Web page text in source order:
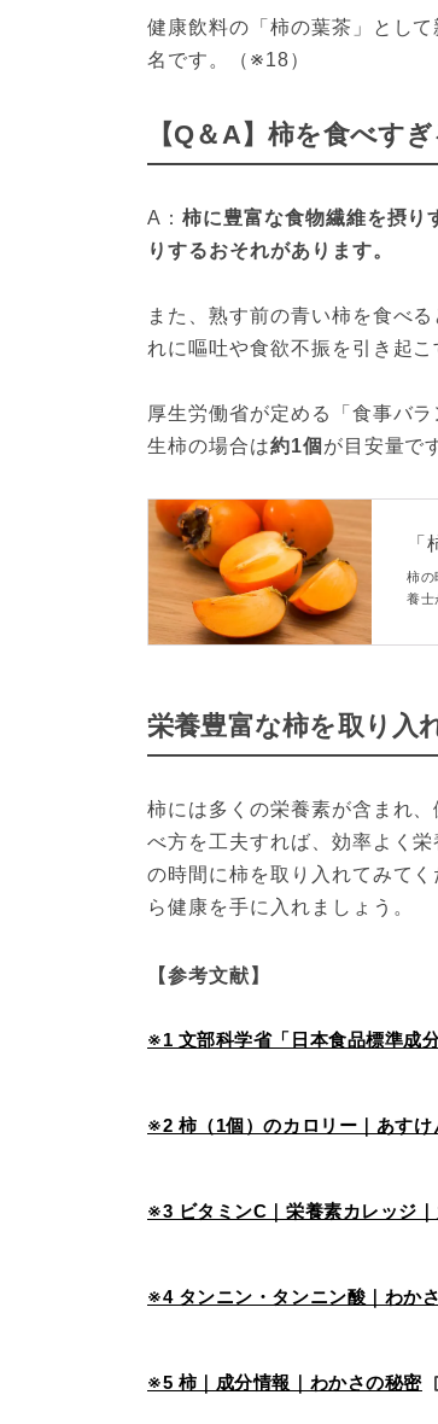
健康飲料の「柿の葉茶」とし
名です。（※18）
【Q＆A】柿を食べす
A： 柿に豊富な食物繊維を摂り
りするおそれがあります。
また、熟す前の青い柿を食べ
れに嘔吐や食欲不振を引き起こ
厚生労働省が定める「食事バ
生柿の場合は約1個 が目安量で
【
柿の
養士
べま
栄養豊富な柿を取り入
柿には多くの栄養素が含まれ
べ方を工夫すれば、効率よく
の時間に柿を取り入れてみて
ら健康を手に入れましょう。
【参考文献】
※1 文部科学省「日本食品標準成
※2 柿（1個）のカロリー｜あすけ
※3 ビタミンC｜栄養素カレッジ
※4 タンニン・タンニン酸｜わか
※5 柿｜成分情報｜わかさの秘密